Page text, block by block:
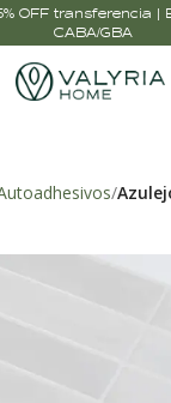
OFF transferencia |
CABA/GBA